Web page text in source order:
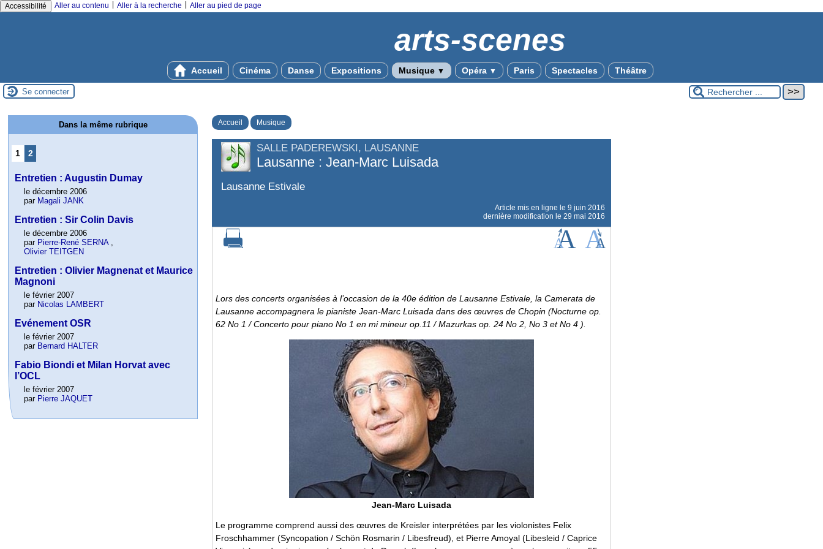
Accessibilité Aller au contenu Aller à la recherche Aller au pied de page
arts-scenes
Accueil Cinéma Danse Expositions Musique ▼ Opéra ▼ Paris Spectacles Théâtre
Se connecter
Accueil Musique
SALLE PADEREWSKI, LAUSANNE
Lausanne : Jean-Marc Luisada
Lausanne Estivale
Article mis en ligne le 9 juin 2016
dernière modification le 29 mai 2016
Lors des concerts organisées à l’occasion de la 40e édition de Lausanne Estivale, la Camerata de
Lausanne accompagnera le pianiste Jean-Marc Luisada dans des œuvres de Chopin (Nocturne op.
62 No 1 / Concerto pour piano No 1 en mi mineur op.11 / Mazurkas op. 24 No 2, No 3 et No 4 ).
Jean-Marc Luisada
Le programme comprend aussi des œuvres de Kreisler interprétées par les violonistes Felix
Froschhammer (Syncopation / Schön Rosmarin / Libesfreud), et Pierre Amoyal (Libesleid / Caprice
Dans la même rubrique
1 2
Entretien : Augustin Dumay
le décembre 2006
par Magali JANK
Entretien : Sir Colin Davis
le décembre 2006
par Pierre-René SERNA,
Olivier TEITGEN
Entretien : Olivier Magnenat et Maurice
Magnoni
le février 2007
par Nicolas LAMBERT
Evénement OSR
le février 2007
par Bernard HALTER
Fabio Biondi et Milan Horvat avec
l’OCL
le février 2007
par Pierre JAQUET